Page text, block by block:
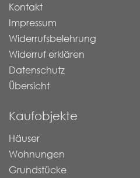
Kontakt
Impressum
Widerrufsbelehrung
Widerruf erklären
Datenschutz
Übersicht
Kaufobjekte
Häuser
Wohnungen
Grundstücke